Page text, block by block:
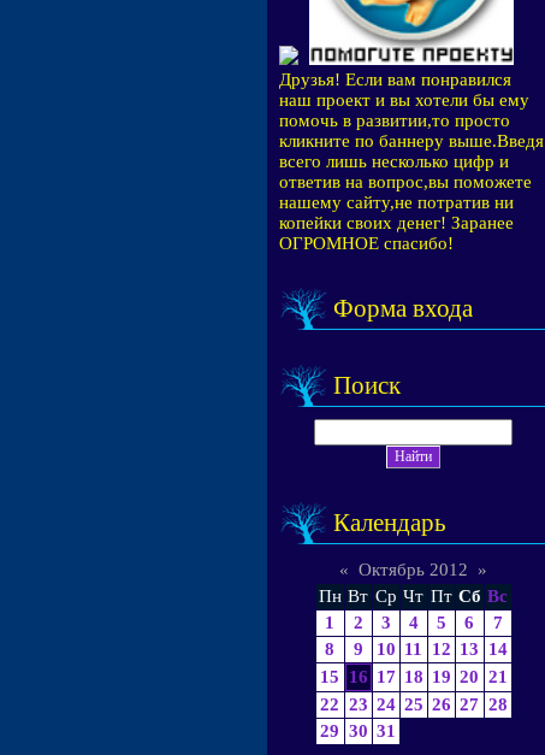
Друзья! Если вам понравился
наш проект и вы хотели бы ему
помочь в развитии,то просто
кликните по баннеру выше.Введя
всего лишь несколько цифр и
ответив на вопрос,вы поможете
нашему сайту,не потратив ни
копейки своих денег! Заранее
ОГРОМНОЕ спасибо!
Форма входа
Поиск
Календарь
« Октябрь 2012
»
Пн Вт Ср Чт Пт Сб Вс
1
2 3 4 5 6
7
8
9 10 11 12 13
14
15
16 17 18 19 20 21
22 23 24 25 26 27 28
29 30 31